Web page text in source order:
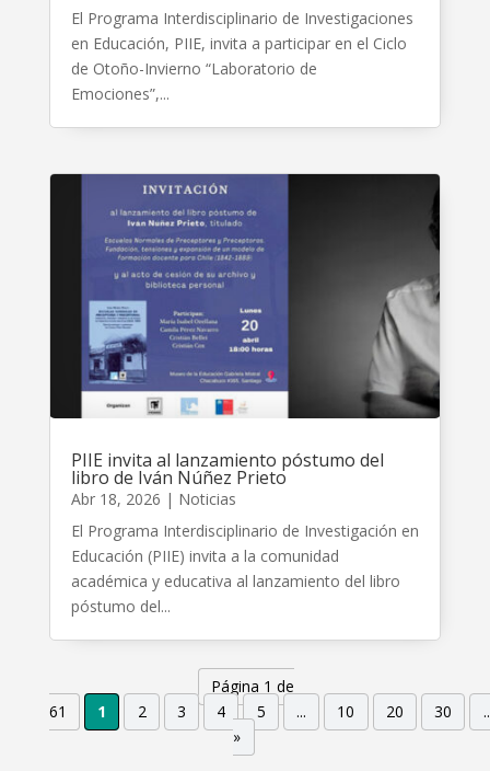
El Programa Interdisciplinario de Investigaciones
en Educación, PIIE, invita a participar en el Ciclo
de Otoño-Invierno “Laboratorio de
Emociones”,...
PIIE invita al lanzamiento póstumo del
libro de Iván Núñez Prieto
Abr 18, 2026 | Noticias
El Programa Interdisciplinario de Investigación en
Educación (PIIE) invita a la comunidad
académica y educativa al lanzamiento del libro
póstumo del...
Página 1 de
61
1 2 3 4 5 ... 10 20 30
»